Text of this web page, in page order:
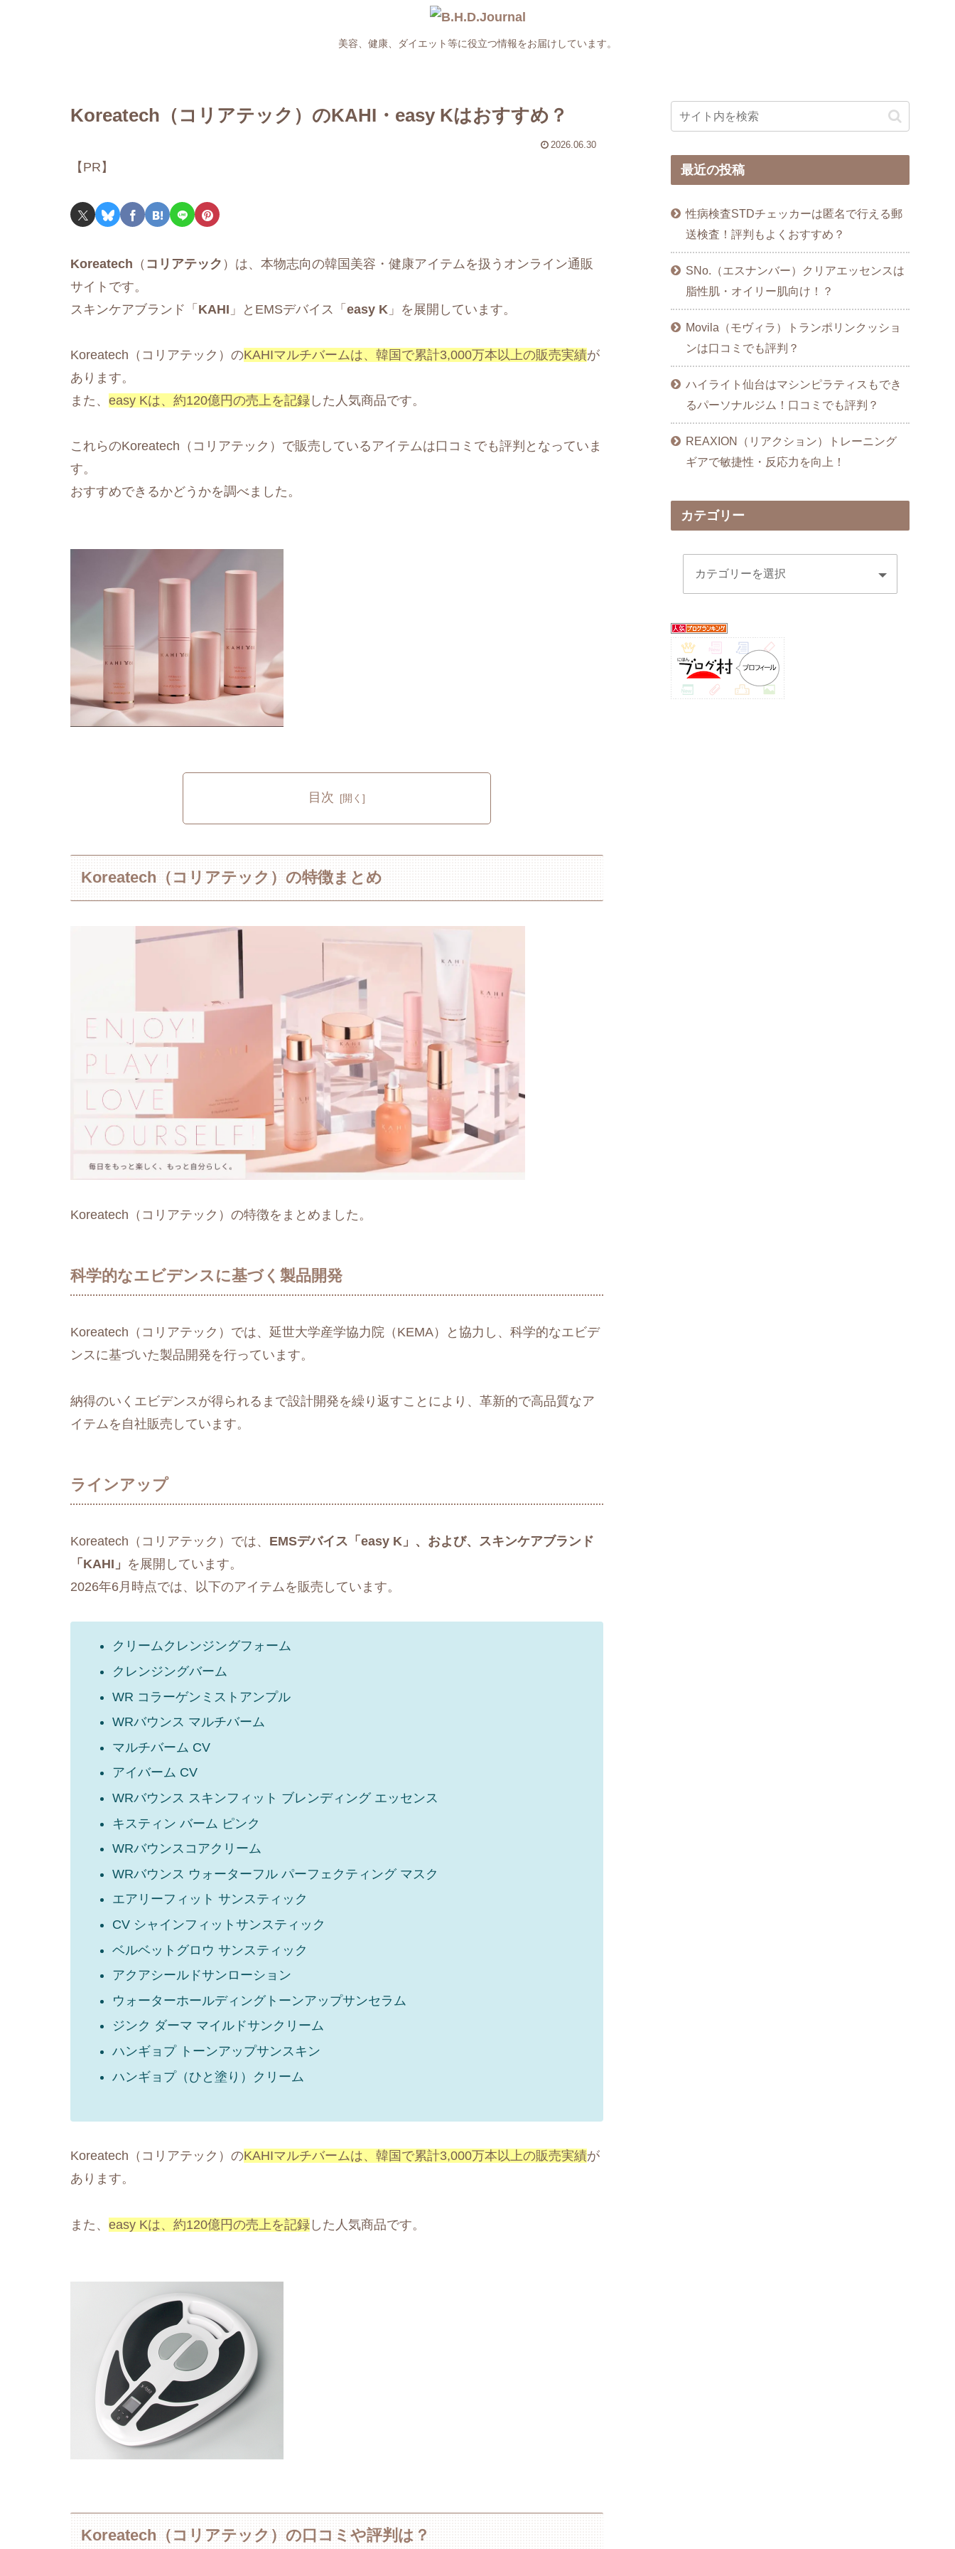
美容、健康、ダイエット等に役立つ情報をお届けしています。
Koreatech（コリアテック）のKAHI・easy Kはおすすめ？
2026.06.30
【PR】
Koreatech （ コリアテック ）は、本物志向の韓国美容・健康アイテムを扱うオンライン通販
サイトです。
スキンケアブランド「 KAHI 」とEMSデバイス「 easy K 」を展開しています。
Koreatech（コリアテック）のKAHIマルチバームは、韓国で累計3,000万本以上の販売実績が
あります。
また、 easy Kは、約120億円の売上を記録 した人気商品です。
これらのKoreatech（コリアテック）で販売しているアイテムは口コミでも評判となっていま
す。
おすすめできるかどうかを調べました。
目次
Koreatech（コリアテック）の特徴まとめ
Koreatech（コリアテック）の特徴をまとめました。
科学的なエビデンスに基づく製品開発
Koreatech（コリアテック）では、延世大学産学協力院（KEMA）と協力し、科学的なエビデ
ンスに基づいた製品開発を行っています。
納得のいくエビデンスが得られるまで設計開発を繰り返すことにより、革新的で高品質なア
イテムを自社販売しています。
ラインアップ
Koreatech（コリアテック）では、 EMSデバイス「easy K」、および、スキンケアブランド
「KAHI」 を展開しています。
2026年6月時点では、以下のアイテムを販売しています。
クリームクレンジングフォーム
クレンジングバーム
WR コラーゲンミストアンプル
WRバウンス マルチバーム
マルチバーム CV
アイバーム CV
WRバウンス スキンフィット ブレンディング エッセンス
キスティン バーム ピンク
WRバウンスコアクリーム
WRバウンス ウォーターフル パーフェクティング マスク
エアリーフィット サンスティック
CV シャインフィットサンスティック
ベルベットグロウ サンスティック
アクアシールドサンローション
ウォーターホールディングトーンアップサンセラム
ジンク ダーマ マイルドサンクリーム
ハンギョプ トーンアップサンスキン
ハンギョプ（ひと塗り）クリーム
Koreatech（コリアテック）のKAHIマルチバームは、韓国で累計3,000万本以上の販売実績が
あります。
また、 easy Kは、約120億円の売上を記録 した人気商品です。
Koreatech（コリアテック）の口コミや評判は？
最近の投稿
性病検査STDチェッカーは匿名で行える郵
送検査！評判もよくおすすめ？
SNo.（エスナンバー）クリアエッセンスは
脂性肌・オイリー肌向け！？
Movila（モヴィラ）トランポリンクッショ
ンは口コミでも評判？
ハイライト仙台はマシンピラティスもでき
るパーソナルジム！口コミでも評判？
REAXION（リアクション）トレーニング
ギアで敏捷性・反応力を向上！
カテゴリー